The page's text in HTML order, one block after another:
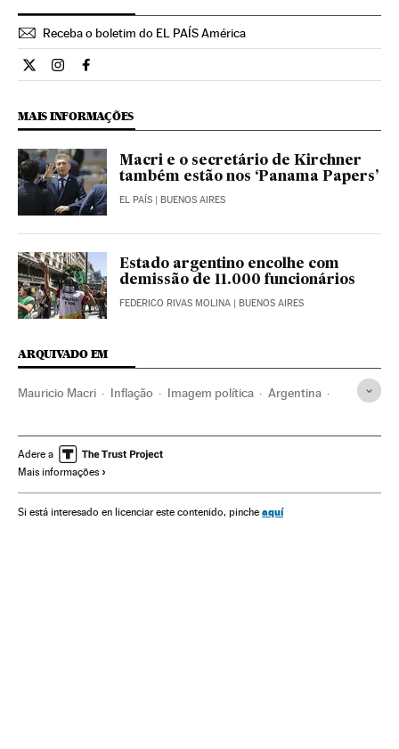
Receba o boletim do EL PAÍS América
Internacional El País Brasil en Twitter
Internacional El País Brasil en Instagram
Internacional El País Brasil en Facebook
MAIS INFORMAÇÕES
Macri e o secretário de Kirchner
também estão nos ‘Panama Papers’
EL PAÍS | BUENOS AIRES
Estado argentino encolhe com
demissão de 11.000 funcionários
FEDERICO RIVAS MOLINA | BUENOS AIRES
ARQUIVADO EM
Mauricio Macri Inflação Imagem política Argentina
América Latina América
Adere a
Mais informações
Si está interesado en licenciar este contenido, pinche aquí